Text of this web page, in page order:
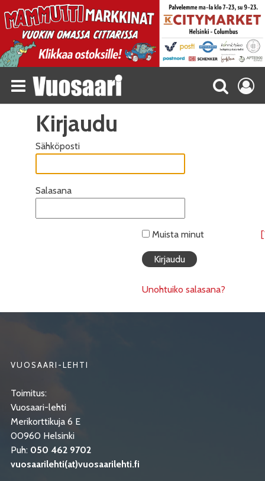
Kirjaudu
Sähköposti
Salasana
Muista minut
Unohtuiko salasana?
VUOSAARI-LEHTI
Toimitus:
Vuosaari-lehti
Merikorttikuja 6 E
00960 Helsinki
Puh: 050 462 9702
vuosaarilehti(at)vuosaarilehti.fi